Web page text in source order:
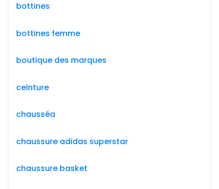
bottines
bottines femme
boutique des marques
ceinture
chausséa
chaussure adidas superstar
chaussure basket